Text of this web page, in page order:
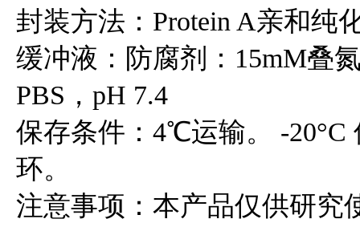
封装方法：Protein A亲和纯
缓冲液：防腐剂：15mM叠
PBS，pH 7.4
保存条件：4℃运输。 -20°C
环。
注意事项：本产品仅供研究